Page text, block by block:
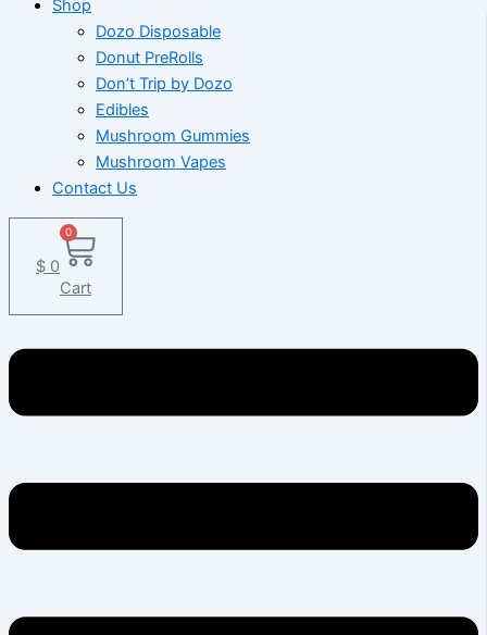
Shop
Dozo Disposable
Donut PreRolls
Don’t Trip by Dozo
Edibles
Mushroom Gummies
Mushroom Vapes
Contact Us
$ 0
0
Cart